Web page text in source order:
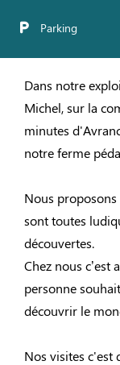
Parking
Dans notre
Michel, sur la
minutes
notre ferme
Nous
sont toutes
découvertes.
Chez nous
personne
découvrir le
Nos visites c'est